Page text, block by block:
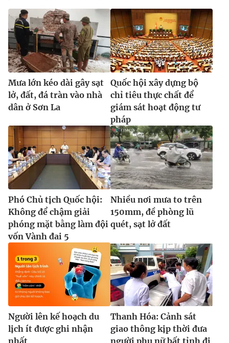
Mưa lớn kéo dài gây sạt
lở, đất, đá tràn vào nhà
dân ở Sơn La
Quốc hội xây dựng bộ
chỉ tiêu thực chất để
giám sát hoạt động tư
pháp
Phó Chủ tịch Quốc hội:
Không để chậm giải
phóng mặt bằng làm đội
vốn Vành đai 5
Nhiều nơi mưa to trên
150mm, đề phòng lũ
quét, sạt lở đất
Người lên kế hoạch du
lịch ít được ghi nhận
nhất
Thanh Hóa: Cảnh sát
giao thông kịp thời đưa
người phụ nữ bất tỉnh đi